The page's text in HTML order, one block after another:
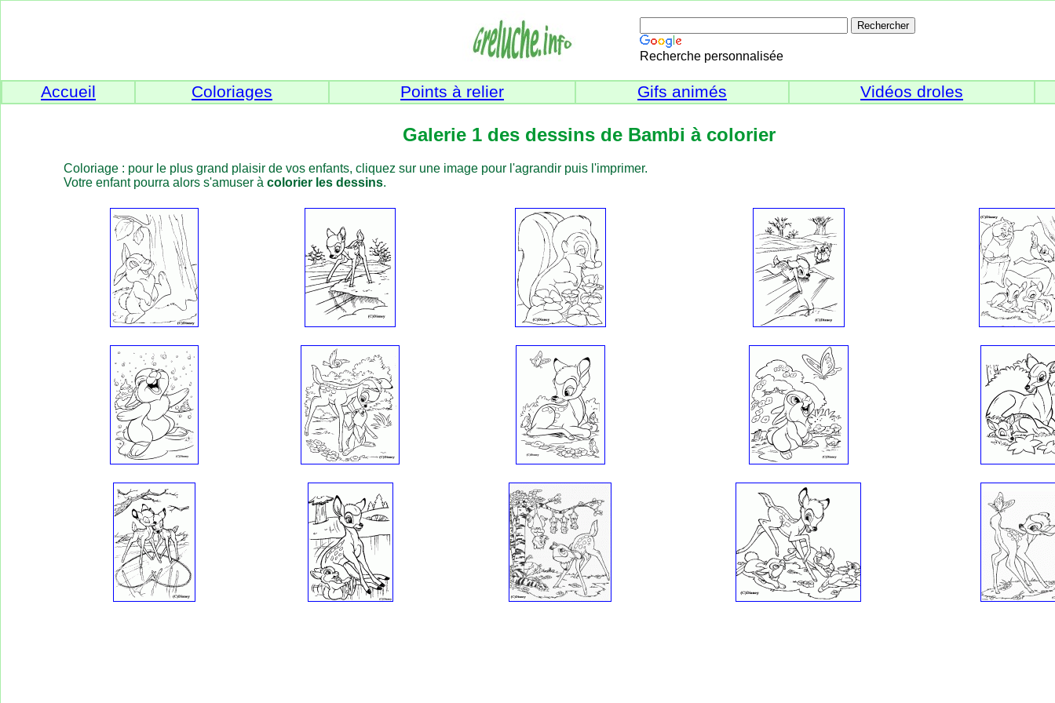
Recherche personnalisée
Accueil Coloriages Points à relier Gifs animés Vidéos droles
Galerie 1 des dessins de Bambi à colorier
Coloriage : pour le plus grand plaisir de vos enfants, cliquez sur une image pour l'agrandir puis l'imprimer.
Votre enfant pourra alors s'amuser à colorier les dessins.